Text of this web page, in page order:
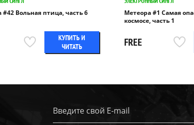
#42 Вольная птица, часть 6
КУПИТЬ И
ЧИТАТЬ
Метеора #1 Самая
космосе, часть 1
FREE